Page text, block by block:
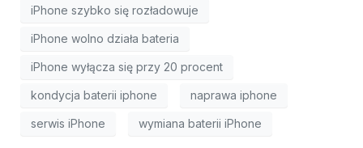
iPhone szybko się rozładowuje
iPhone wolno działa bateria
iPhone wyłącza się przy 20 procent
kondycja baterii iphone naprawa iphone
serwis iPhone wymiana baterii iPhone